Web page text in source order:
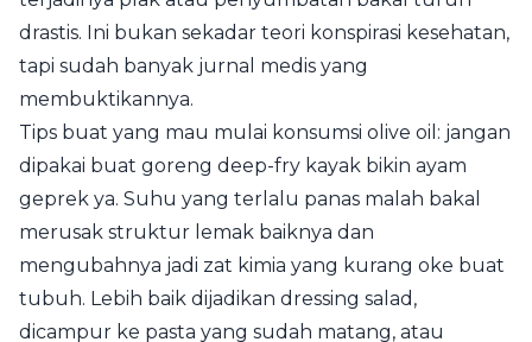
drastis. Ini bukan sekadar teori konspirasi kesehatan,
tapi sudah banyak jurnal medis yang
membuktikannya.
Tips buat yang mau mulai konsumsi olive oil: jangan
dipakai buat goreng deep-fry kayak bikin ayam
geprek ya. Suhu yang terlalu panas malah bakal
merusak struktur lemak baiknya dan
mengubahnya jadi zat kimia yang kurang oke buat
tubuh. Lebih baik dijadikan dressing salad,
dicampur ke pasta yang sudah matang, atau